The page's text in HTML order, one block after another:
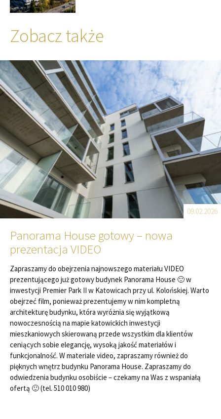
Zobacz także
09.02.2026
Panorama House gotowy – nowa
prezentacja VIDEO
Zapraszamy do obejrzenia najnowszego materiału VIDEO
prezentującego już gotowy budynek Panorama House 🙂 w
inwestycji Premier Park II w Katowicach przy ul. Kolońskiej. Warto
obejrzeć film, ponieważ prezentujemy w nim kompletną
architekturę budynku, która wyróżnia się wyjątkową
nowoczesnością na mapie katowickich inwestycji
mieszkaniowych skierowaną przede wszystkim dla klientów
ceniących sobie elegancję, wysoką jakość materiałów i
funkcjonalność. W materiale video, zapraszamy również do
pięknych wnętrz budynku Panorama House. Zapraszamy do
odwiedzenia budynku osobiście – czekamy na Was z wspaniałą
ofertą 🙂 (tel. 510 010 980)